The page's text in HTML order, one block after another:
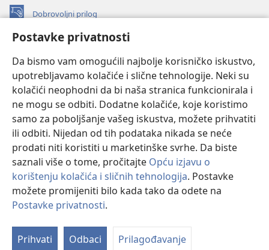
Postavke privatnosti
Da bismo vam omogućili najbolje korisničko iskustvo,
upotrebljavamo kolačiće i slične tehnologije. Neki su
kolačići neophodni da bi naša stranica funkcionirala i
ne mogu se odbiti. Dodatne kolačiće, koje koristimo
samo za poboljšanje vašeg iskustva, možete prihvatiti
ili odbiti. Nijedan od tih podataka nikada se neće
prodati niti koristiti u marketinške svrhe. Da biste
saznali više o tome, pročitajte Opću izjavu o
korištenju kolačića i sličnih tehnologija. Postavke
možete promijeniti bilo kada tako da odete na
Postavke privatnosti.
Prihvati Odbaci Prilagođavanje
Dobrovoljni prilog
(otvara
novi
INTERNETSKA BIBLIOTEKA Watchtower
se
novi
prozor)
JW Hub
(otvara
se
novi
JW Library
Watchtower Library
Copyright© 2026 Watch Tower Bible and Tract Society of Pennsylvania.
UVJETI KORIŠTENJA|